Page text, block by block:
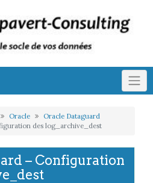
Oracle
Oracle Dataguard
des log_archive_dest
– Configuration